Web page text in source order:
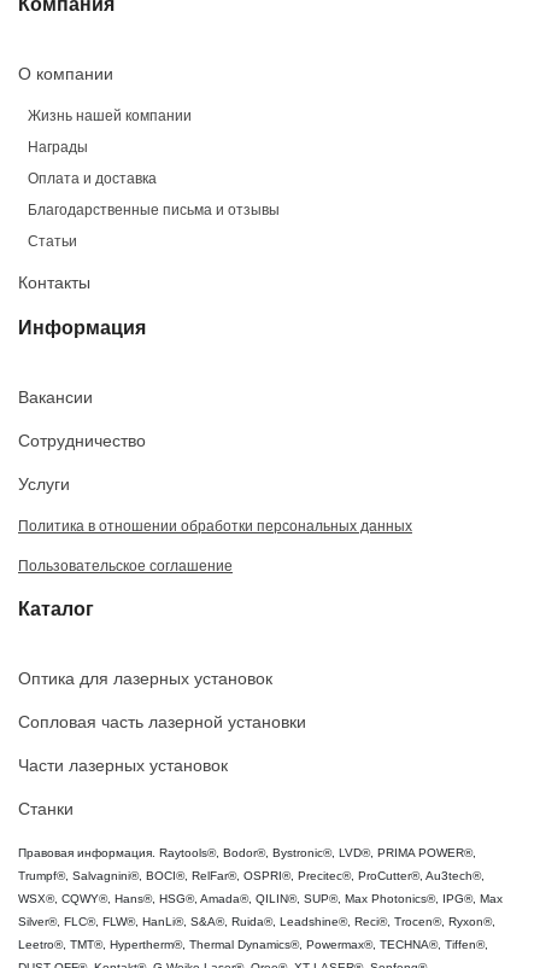
Компания
О компании
Жизнь нашей компании
Награды
Оплата и доставка
Благодарственные письма и отзывы
Статьи
Контакты
Информация
Вакансии
Сотрудничество
Услуги
Политика в отношении обработки персональных данных
Пользовательское соглашение
Каталог
Оптика для лазерных установок
Сопловая часть лазерной установки
Части лазерных установок
Станки
Правовая информация. Raytools®, Bodor®, Bystronic®, LVD®, PRIMA POWER®,
Trumpf®, Salvagnini®, BOCI®, RelFar®, OSPRI®, Precitec®, ProCutter®, Au3tech®,
WSX®, CQWY®, Hans®, HSG®, Amada®, QILIN®, SUP®, Max Photonics®, IPG®, Max
Silver®, FLC®, FLW®, HanLi®, S&A®, Ruida®, Leadshine®, Reci®, Trocen®, Ryxon®,
Leetro®, TMT®, Hypertherm®, Thermal Dynamics®, Powermax®, TECHNA®, Tiffen®,